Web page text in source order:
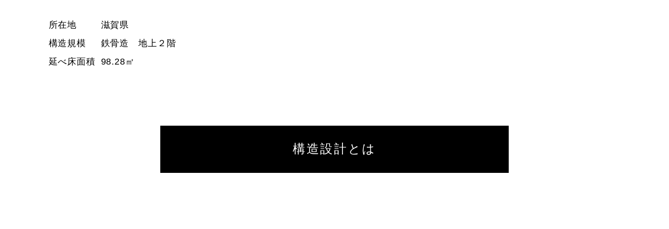
所在地
滋賀県
構造規模
鉄骨造 地上２階
延べ床面積 98.28㎡
構造設計とは